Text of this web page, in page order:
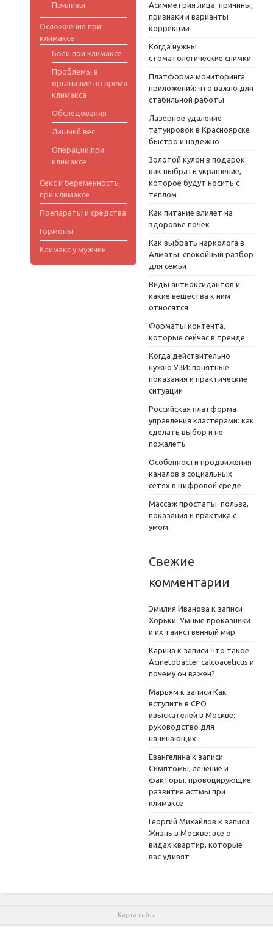
Приливы
Осложнения при
климаксе
Боли при климаксе
Проблемы в
организме во время
климакса
Обследования
Лишний вес
Операции при
климаксе
Секс и беременность
при климаксе
Препараты и средства
Гормоны
Климакс у мужчин
Асимметрия лица: причины,
признаки и варианты
коррекции
Когда нужны
стоматологические снимки
Платформа мониторинга
приложений: что важно для
стабильной работы
Лазерное удаление
татуировок в Красноярске
быстро и надежно
Золотой кулон в подарок:
как выбрать украшение,
которое будут носить с
теплом
Как питание влияет на
здоровье почек
Как выбрать нарколога в
Алматы: спокойный разбор
для семьи
Виды антиоксидантов и
какие вещества к ним
относятся
Форматы контента,
которые сейчас в тренде
Когда действительно
нужно УЗИ: понятные
показания и практические
ситуации
Российская платформа
управления кластерами: как
сделать выбор и не
пожалеть
Особенности продвижения
каналов в социальных
сетях в цифровой среде
Массаж простаты: польза,
показания и практика с
умом
Свежие
комментарии
Эмилия Иванова к записи
Хорьки: Умные проказники
и их таинственный мир
Карина к записи Что такое
Acinetobacter calcoaceticus и
почему он важен?
Марьям к записи Как
вступить в СРО
изыскателей в Москве:
руководство для
начинающих
Евангелина к записи
Симптомы, лечение и
факторы, провоцирующие
развитие астмы при
климаксе
Георгий Михайлов к записи
Жизнь в Москве: все о
видах квартир, которые
вас удивят
Карта сайта